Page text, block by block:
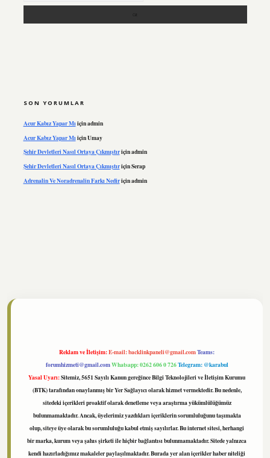
SON YORUMLAR
Acur Kabız Yapar Mıiçinadmin
Acur Kabız Yapar Mı içinUmay
Şehir Devletleri Nasıl Ortaya Çıkmıştıriçinadmin
Şehir Devletleri Nasıl Ortaya ÇıkmıştıriçinSerap
Adrenalin Ve Noradrenalin Farkı Nediriçinadmin
Reklam ve İletişim:E-mail:backlinkpaneli@gmail.comTeams:
forumhizmeti@gmail.comWhatsapp: 0262 606 0 726Telegram: @karabul
Yasal Uyarı:Sitemiz, 5651 Sayılı Kanun gereğince Bilgi Teknolojileri ve İletişim Kurumu
(BTK) tarafından onaylanmış bir Yer Sağlayıcı olarak hizmet vermektedir. Bu nedenle,
sitedeki içerikleri proaktif olarak denetleme veya araştırma yükümlülüğümüz
bulunmamaktadır. Ancak, üyelerimiz yazdıkları içeriklerin sorumluluğunu taşımakta
olup, siteye üye olarak bu sorumluluğu kabul etmiş sayılırlar. Bu internet sitesi, herhangi
bir marka, kurum veya şahıs şirketi ile hiçbir bağlantısı bulunmamaktadır. Sitede yalnızca
kendi hazırladığımız makaleler paylaşılmaktadır. Burada yer alan içerikler haber niteliği